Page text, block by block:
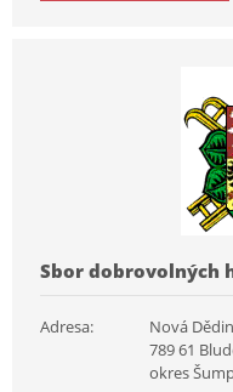
Sbor dobrovolných
Adresa:
Nová
789 61
okres